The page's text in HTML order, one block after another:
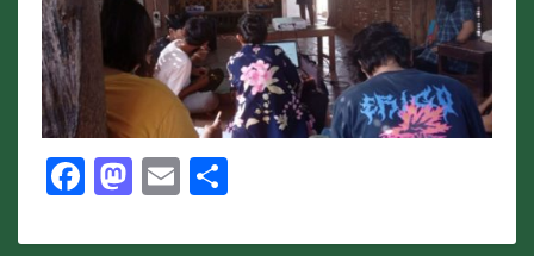
Facebook
Mastodon
Email